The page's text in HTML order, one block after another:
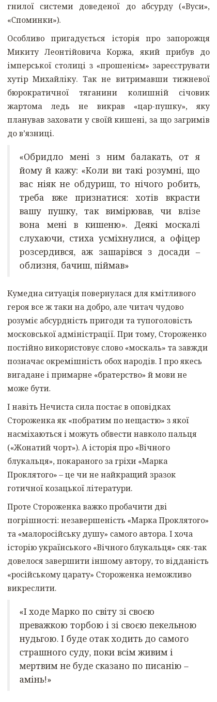
гнилої системи доведеної до абсурду («Вуси»,
«Споминки»).
Особливо пригадується історія про запорожця
Микиту Леонтійовича Коржа, який прибув до
імперської столиці з «прошенієм» зареєструвати
хутір Михайліку. Так не витримавши тижневої
бюрократичної тяганини колишній січовик
жартома ледь не викрав «цар-пушку», яку
планував заховати у своїй кишені, за що загримів
до в’язниці.
«Обридло мені з ним балакать, от я
йому й кажу: «Коли ви такі розумні, що
вас ніяк не обдуриш, то нічого робить,
треба вже признатися: хотів вкрасти
вашу пушку, так вимірював, чи влізе
вона мені в кишеню». Деякі москалі
слухаючи, стиха усміхнулися, а офіцер
розсердився, аж зашарівся з досади –
облизня, бачиш, піймав»
Кумедна ситуація повернулася для кмітливого
героя все ж таки на добро, але читач чудово
розуміє абсурдність пригоди та тупоголовість
московської адміністрації. При тому, Стороженко
постійно використовує слово «москаль» та завжди
позначає окремішність обох народів. І про якесь
вигадане і примарне «братерство» й мови не
може бути.
І навіть Нечиста сила постає в оповідках
Стороженка як «побратим по нещастю» з якої
насміхаються і можуть обвести навколо пальця
(«Жонатий чорт»). А історія про «Вічного
блукальця», покараного за гріхи «Марка
Проклятого» – це чи не найкращий зразок
готичної козацької літератури.
Проте Стороженка важко пробачити дві
погрішності: незавершеність «Марка Проклятого»
та «малоросійську душу» самого автора. І хоча
історію українського «Вічного блукальця» сяк-так
довелося завершити іншому автору, то відданість
«російському царату» Стороженка неможливо
викреслити.
«І ходе Марко по світу зі своєю
преважкою торбою і зі своєю пекельною
нудьгою. І буде отак ходить до самого
страшного суду, поки всім живим і
мертвим не буде сказано по писанію –
амінь!»